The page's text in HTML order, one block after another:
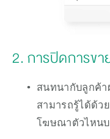
2. การปิดการข
สนทนากับลูกค้า
สามารถรู้ได้ด้ว
โฆษณาตัวไหนบ